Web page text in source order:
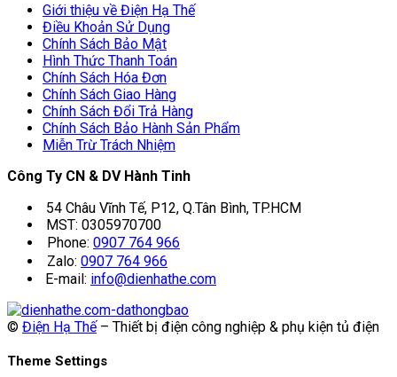
Giới thiệu về Điện Hạ Thế
Điều Khoản Sử Dụng
Chính Sách Bảo Mật
Hình Thức Thanh Toán
Chính Sách Hóa Đơn
Chính Sách Giao Hàng
Chính Sách Đổi Trả Hàng
Chính Sách Bảo Hành Sản Phẩm
Miễn Trừ Trách Nhiệm
Công Ty CN & DV Hành Tinh
54 Châu Vĩnh Tế, P12, Q.Tân Bình, TP.HCM
MST: 0305970700
Phone: 0907 764 966
Zalo: 0907 764 966
E-mail: info@dienhathe.com
© Điện Hạ Thế– Thiết bị điện công nghiệp & phụ kiện tủ điện
Theme Settings